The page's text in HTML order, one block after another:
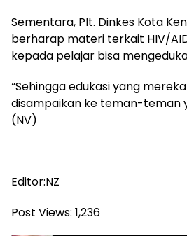
Sementara, Plt. Dinkes Kota
berharap materi terkait HIV/
kepada pelajar bisa
“Sehingga edukasi yang
disampaikan ke teman-teman
(NV)
Editor:NZ
Post Views: 1,236